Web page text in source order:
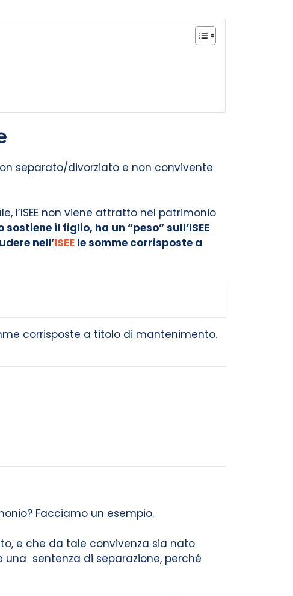
separato/divorziato e non convivente
l’ISEE non viene attratto nel patrimonio
il figlio, ha un “peso” sull’ISEE
nell’ISEE le somme corrisposte a
corrisposte a titolo di mantenimento.
Facciamo un esempio.
e che da tale convivenza sia nato
una sentenza di separazione, perché